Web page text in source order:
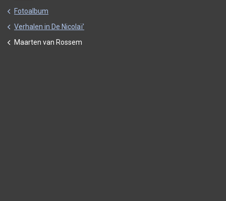
Fotoalbum
Verhalen in De Nicolaï’
Maarten van Rossem